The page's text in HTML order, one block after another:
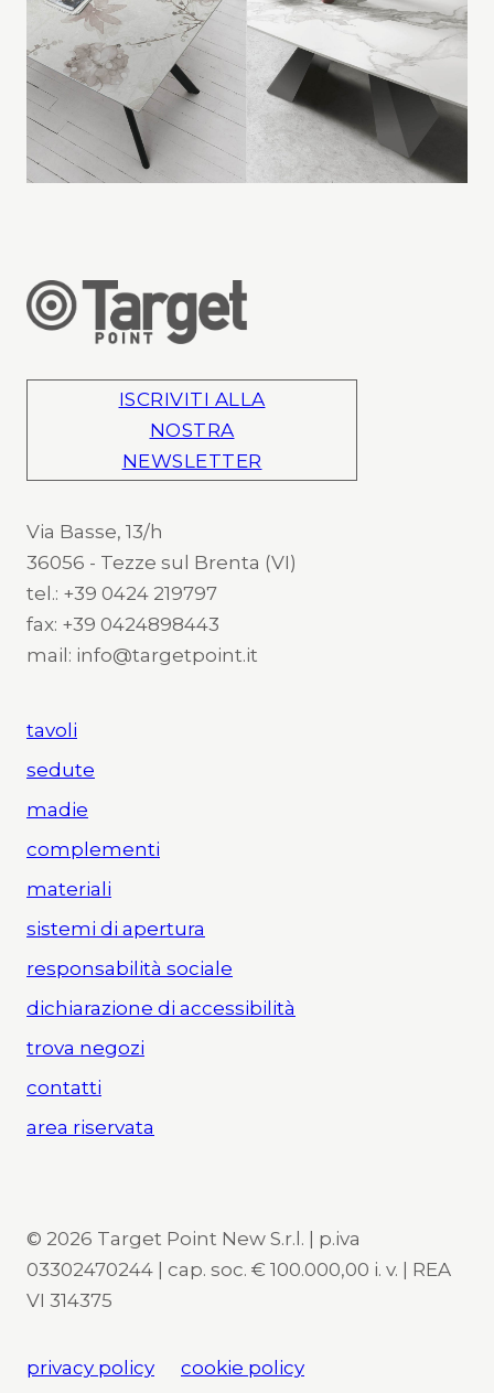
ISCRIVITI ALLA
NOSTRA
NEWSLETTER
Via Basse, 13/h
36056 - Tezze sul Brenta (VI)
tel.: +39 0424 219797
fax: +39 0424898443
mail: info@targetpoint.it
tavoli
sedute
madie
complementi
materiali
sistemi di apertura
responsabilità sociale
dichiarazione di accessibilità
trova negozi
contatti
area riservata
© 2026 Target Point New S.r.l. | p.iva
03302470244 | cap. soc. € 100.000,00 i. v. | REA
VI 314375
privacy policy cookie policy